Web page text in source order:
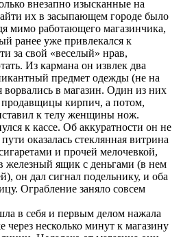
внезапно изысканные на
их в засыпающем городе было
мимо работающего магазинчика,
ранее уже привлекался к
за свой «веселый» нрав,
Из кармана он извлек два
предмет одежды (не на
ворвались в магазин. Один из них
кирпич, а потом,
к телу женщины нож.
к кассе. Об аккуратности он не
оказалась стеклянная витрина
и прочей мелочевкой,
железный ящик с деньгами (в нем
он дал сигнал подельнику, и оба
Ограбление заняло совсем
в себя и первым делом нажала
несколько минут к магазину